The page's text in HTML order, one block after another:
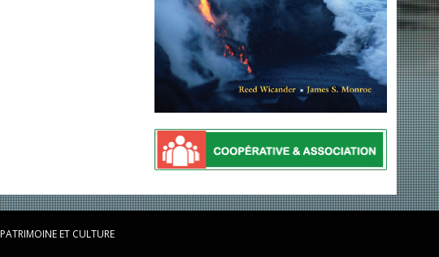
PATRIMOINE ET CULTURE